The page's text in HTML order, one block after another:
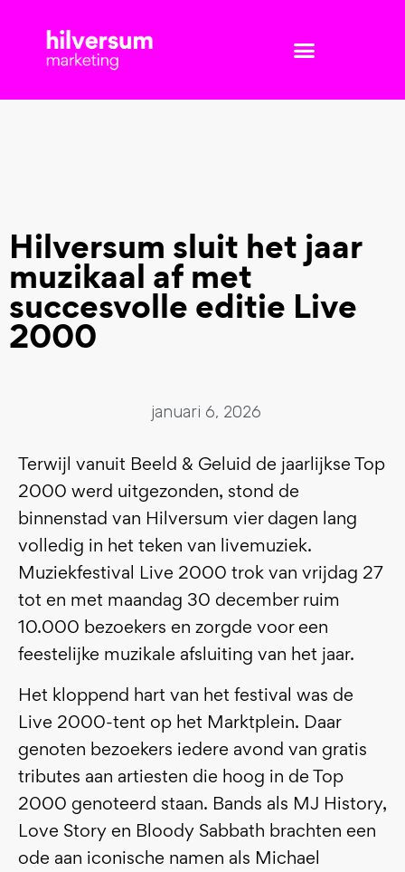
Hilversum sluit het jaar
muzikaal af met
succesvolle editie Live
2000
januari 6, 2026
Terwijl vanuit Beeld & Geluid de jaarlijkse Top
2000 werd uitgezonden, stond de
binnenstad van Hilversum vier dagen lang
volledig in het teken van livemuziek.
Muziekfestival Live 2000 trok van vrijdag 27
tot en met maandag 30 december ruim
10.000 bezoekers en zorgde voor een
feestelijke muzikale afsluiting van het jaar.
Het kloppend hart van het festival was de
Live 2000-tent op het Marktplein. Daar
genoten bezoekers iedere avond van gratis
tributes aan artiesten die hoog in de Top
2000 genoteerd staan. Bands als MJ History,
Love Story en Bloody Sabbath brachten een
ode aan iconische namen als Michael